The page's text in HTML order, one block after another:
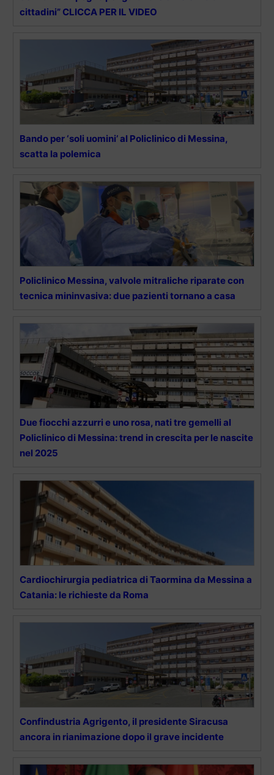
cittadini” CLICCA PER IL VIDEO
Bando per ‘soli uomini’ al Policlinico di Messina,
scatta la polemica
Policlinico Messina, valvole mitraliche riparate con
tecnica mininvasiva: due pazienti tornano a casa
Due fiocchi azzurri e uno rosa, nati tre gemelli al
Policlinico di Messina: trend in crescita per le nascite
nel 2025
Cardiochirurgia pediatrica di Taormina da Messina a
Catania: le richieste da Roma
Confindustria Agrigento, il presidente Siracusa
ancora in rianimazione dopo il grave incidente